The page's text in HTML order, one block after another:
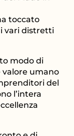
toccato
vari distretti
modo di
valore umano
del
l’intera